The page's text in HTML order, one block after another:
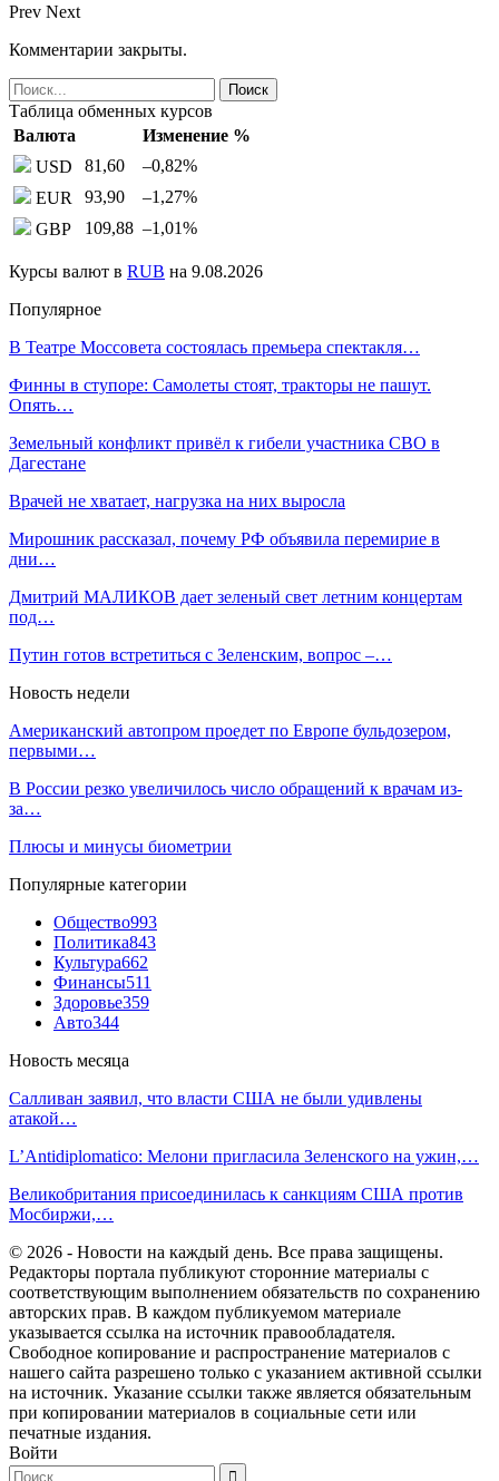
Prev Next
Комментарии закрыты.
Таблица обменных курсов
Валюта
Изменение %
USD
81,60 –0,82%
EUR
93,90 –1,27%
GBP
109,88 –1,01%
Курсы валют в RUB на 9.08.2026
Популярное
В Театре Моссовета состоялась премьера спектакля…
Финны в ступоре: Самолеты стоят, тракторы не пашут.
Опять…
Земельный конфликт привёл к гибели участника СВО в
Дагестане
Врачей не хватает, нагрузка на них выросла
Мирошник рассказал, почему РФ объявила перемирие в
дни…
Дмитрий МАЛИКОВ дает зеленый свет летним концертам
под…
Путин готов встретиться с Зеленским, вопрос –…
Новость недели
Американский автопром проедет по Европе бульдозером,
первыми…
В России резко увеличилось число обращений к врачам из-
за…
Плюсы и минусы биометрии
Популярные категории
Общество993
Политика843
Культура662
Финансы511
Здоровье359
Авто344
Новость месяца
Салливан заявил, что власти США не были удивлены
атакой…
L’Antidiplomatico: Мелони пригласила Зеленского на ужин,…
Великобритания присоединилась к санкциям США против
Мосбиржи,…
© 2026 - Новости на каждый день. Все права защищены.
Редакторы портала публикуют сторонние материалы с
соответствующим выполнением обязательств по сохранению
авторских прав. В каждом публикуемом материале
указывается ссылка на источник правообладателя.
Свободное копирование и распространение материалов с
нашего сайта разрешено только с указанием активной ссылки
на источник. Указание ссылки также является обязательным
при копировании материалов в социальные сети или
печатные издания.
Войти